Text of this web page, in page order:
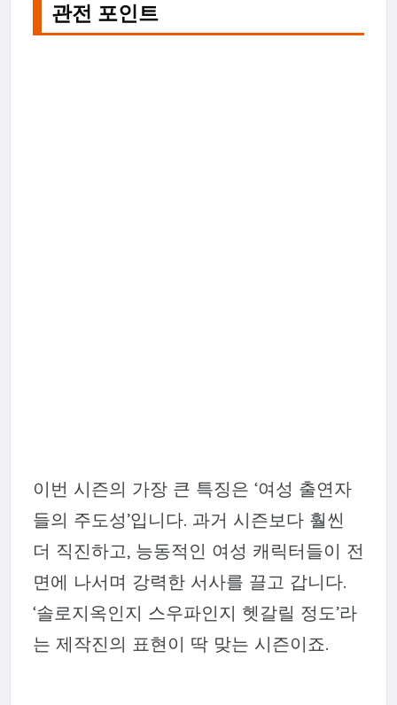
관전 포인트
이번 시즌의 가장 큰 특징은 ‘여성 출연자
들의 주도성’입니다. 과거 시즌보다 훨씬
더 직진하고, 능동적인 여성 캐릭터들이 전
면에 나서며 강력한 서사를 끌고 갑니다.
‘솔로지옥인지 스우파인지 헷갈릴 정도’라
는 제작진의 표현이 딱 맞는 시즌이죠.